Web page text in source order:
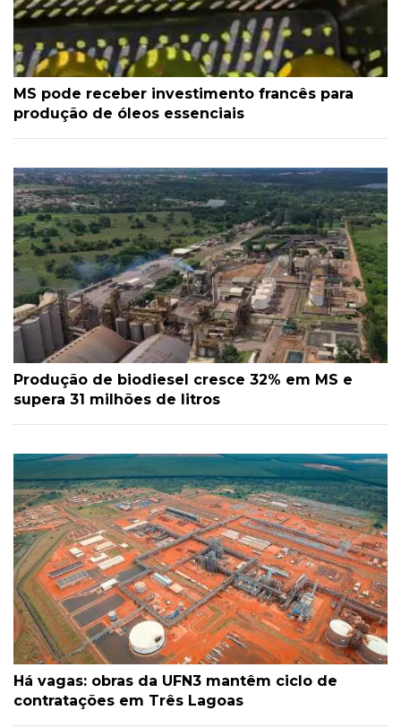
MS pode receber investimento francês para
produção de óleos essenciais
Produção de biodiesel cresce 32% em MS e
supera 31 milhões de litros
Há vagas: obras da UFN3 mantêm ciclo de
contratações em Três Lagoas